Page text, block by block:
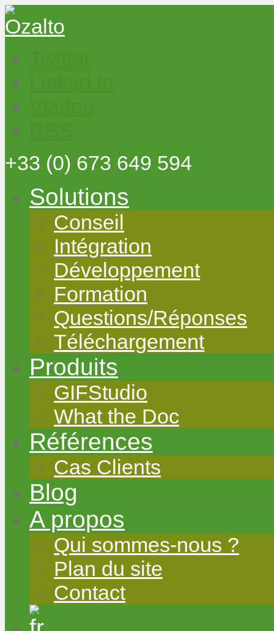
+33 (0) 673 649 594
Solutions
Conseil
Intégration
Développement
Formation
Questions/Réponses
Téléchargement
Produits
GIFStudio
What the Doc
Références
Cas Clients
Blog
A propos
Qui sommes-nous ?
Plan du site
Contact